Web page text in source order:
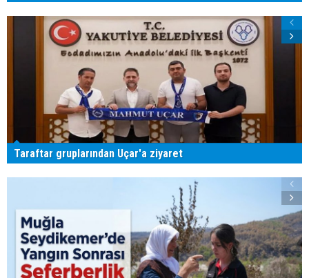
Taraftar gruplarından Uçar'a ziyaret